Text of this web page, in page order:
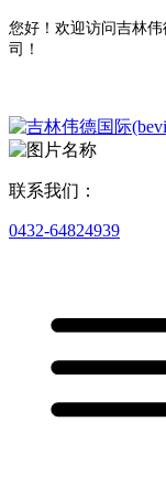
您好！欢迎访问吉林
司！
联系我们：
0432-64824939